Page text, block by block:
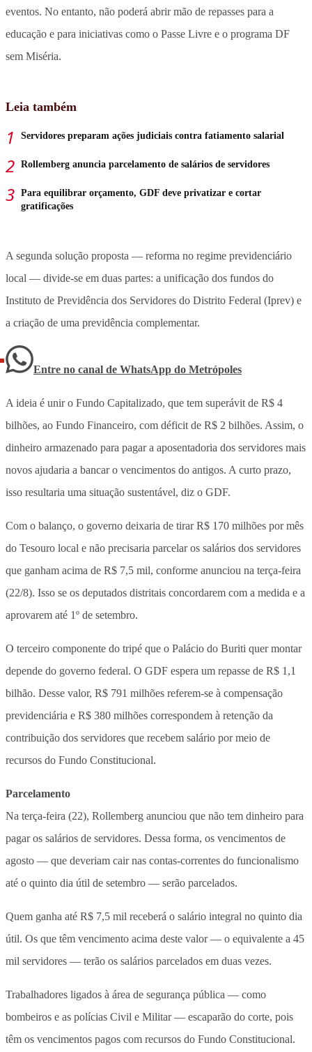
eventos. No entanto, não poderá abrir mão de repasses para a
educação e para iniciativas como o Passe Livre e o programa DF
sem Miséria.
Leia também
Servidores preparam ações judiciais contra fatiamento salarial
Rollemberg anuncia parcelamento de salários de servidores
Para equilibrar orçamento, GDF deve privatizar e cortar
gratificações
A segunda solução proposta — reforma no regime previdenciário
local — divide-se em duas partes: a unificação dos fundos do
Instituto de Previdência dos Servidores do Distrito Federal (Iprev) e
a criação de uma previdência complementar.
Entre no canal de WhatsApp do Metrópoles
A ideia é unir o Fundo Capitalizado, que tem superávit de R$ 4
bilhões, ao Fundo Financeiro, com déficit de R$ 2 bilhões. Assim, o
dinheiro armazenado para pagar a aposentadoria dos servidores mais
novos ajudaria a bancar o vencimentos do antigos. A curto prazo,
isso resultaria uma situação sustentável, diz o GDF.
Com o balanço, o governo deixaria de tirar R$ 170 milhões por mês
do Tesouro local e não precisaria parcelar os salários dos servidores
que ganham acima de R$ 7,5 mil, conforme anunciou na terça-feira
(22/8). Isso se os deputados distritais concordarem com a medida e a
aprovarem até 1º de setembro.
O terceiro componente do tripé que o Palácio do Buriti quer montar
depende do governo federal. O GDF espera um repasse de R$ 1,1
bilhão. Desse valor, R$ 791 milhões referem-se à compensação
previdenciária e R$ 380 milhões correspondem à retenção da
contribuição dos servidores que recebem salário por meio de
recursos do Fundo Constitucional.
Parcelamento
Na terça-feira (22), Rollemberg anunciou que não tem dinheiro para
pagar os salários de servidores. Dessa forma, os vencimentos de
agosto — que deveriam cair nas contas-correntes do funcionalismo
até o quinto dia útil de setembro — serão parcelados.
Quem ganha até R$ 7,5 mil receberá o salário integral no quinto dia
útil. Os que têm vencimento acima deste valor — o equivalente a 45
mil servidores — terão os salários parcelados em duas vezes.
Trabalhadores ligados à área de segurança pública — como
bombeiros e as polícias Civil e Militar — escaparão do corte, pois
têm os vencimentos pagos com recursos do Fundo Constitucional.